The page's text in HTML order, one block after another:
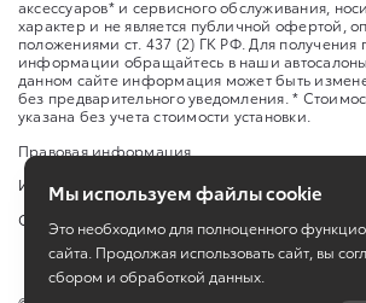
аксессуаров* и сервисного обслуживания,
характер и не является публичной офертой,
положениями ст. 437 (2) ГК РФ. Для получения
информации обращайтесь в наши
данном сайте информация может быть
без предварительного уведомления. *
указана без учета стоимости установки.
Правовая информация
Изменить настройку cookies
Сбросить cookie
Мы используем файлы cookie
Это необходимо для полноценного
сайта. Продолжая использовать сайт, вы
сбором и обработкой данных.